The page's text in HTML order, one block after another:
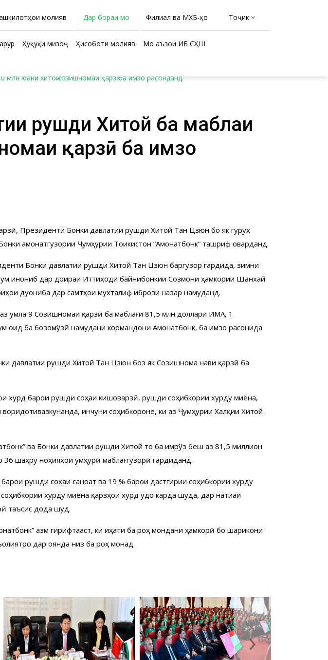
молиявӣ Дар бораи мо Филиал ва МХБ-ҳо Тоҷикӣ
Ҳуқуқи мизоҷ Ҳисоботи молиявӣ
Мо аъзои ИБ СҲШ
юани хитоӣ созишномаи қарзӣ ба имзо расонданд.
рушди Хитой ба маблағи
қарзӣ ба имзо
Президенти Бонки давлатии рушди Хитой Тан Цзюн бо як гуруҳ
амонатгузории Ҷумҳурии Тоҷикистон “Амонатбонк” ташриф оварданд.
Бонки давлатии рушди Хитой Тан Цзюн баргузор гардида, зимни
инҷониб дар доираи Иттиҳоди байнибонкии Созмони ҳамкории Шанхай
дуҷониба дар самтҳои мухталиф ибрози назар намуданд.
ҷумла 9 Созишномаи қарзӣ ба маблағи 81,5 млн доллари ИМА, 1
ба бозомўзӣ намудани кормандони Амонатбонк, ба имзо расонида
давлатии рушди Хитой Тан Цзюн боз як Созишнома нави қарзӣ ба
хурд барои рушди соҳаи кишоварзӣ, рушди соҳибкории хурду миёна,
инчуни соҳибкороне, ки аз Ҷумҳурии Халқии Хитой
ва Бонки давлатии рушди Хитой то ба имрўз беш аз 81,5 миллион
шаҳру ноҳияҳои ҷумҳурӣ маблағгузорӣ гардиданд.
рушди соҳаи саноат ва 19 % барои дастгирии соҳибкории хурду
хурду миёна қарзҳои хурд ҷудо карда шуда, дар натиҷаи
таъсис дода шуд.
азм гирифтааст, ки ҷиҳати ба роҳ мондани ҳамкорӣ бо шарикони
дар оянда низ ба роҳ монад.
›